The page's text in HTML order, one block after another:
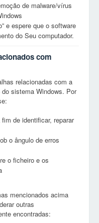
de malware/vírus
e espere que o software
do Seu computador.
com
relacionadas com a
sistema Windows. Por
de identificar, reparar
o ângulo de erros
o ficheiro e os
mencionados acima
outras
encontradas: